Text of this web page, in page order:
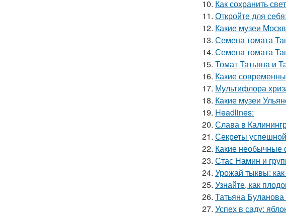
10. Как сохранить
11. Откройте для
12. Какие музеи
13. Семена томата
14. Семена томата
15. Томат Татьяна и
16. Какие
17. Мультифлора
18. Какие музеи
19. Headlines:
20. Слава в
21. Секреты
22. Какие необычные
23. Стас Намин и
24. Урожай тыквы: как
25. Узнайте, как
26. Татьяна Буланова
27. Успех в саду: